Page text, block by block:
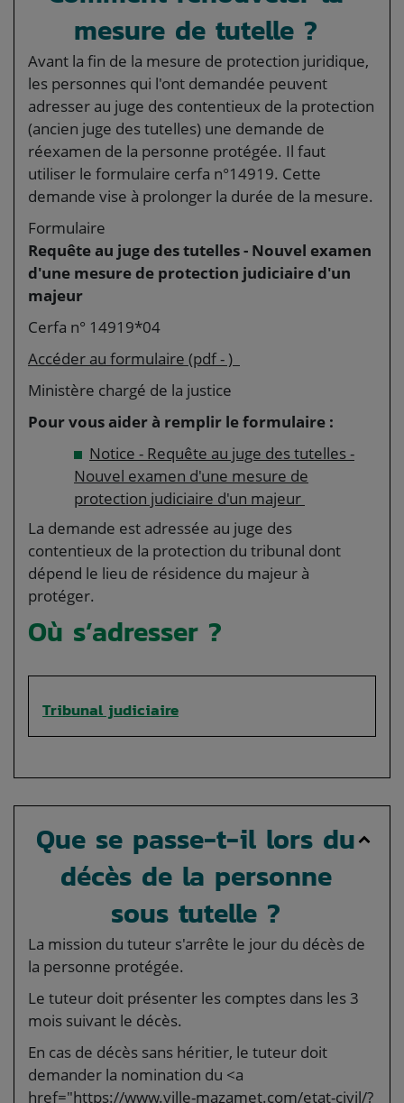
mesure de tutelle ?
Avant la fin de la mesure de protection juridique,
les personnes qui l'ont demandée peuvent
adresser au juge des contentieux de la protection
(ancien juge des tutelles) une demande de
réexamen de la personne protégée. Il faut
utiliser le formulaire cerfa n°14919. Cette
demande vise à prolonger la durée de la mesure.
Formulaire
Requête au juge des tutelles - Nouvel examen
d'une mesure de protection judiciaire d'un
majeur
Cerfa n° 14919*04
Accéder au formulaire (pdf - )
Ministère chargé de la justice
Pour vous aider à remplir le formulaire :
Notice - Requête au juge des tutelles -
Nouvel examen d'une mesure de
protection judiciaire d'un majeur
La demande est adressée au juge des
contentieux de la protection du tribunal dont
dépend le lieu de résidence du majeur à
protéger.
Où s’adresser ?
Tribunal judiciaire
Que se passe-t-il lors du
décès de la personne
sous tutelle ?
La mission du tuteur s'arrête le jour du décès de
la personne protégée.
Le tuteur doit présenter les comptes dans les 3
mois suivant le décès.
En cas de décès sans héritier, le tuteur doit
demander la nomination du <a
href="https://www.ville-mazamet.com/etat-civil/?